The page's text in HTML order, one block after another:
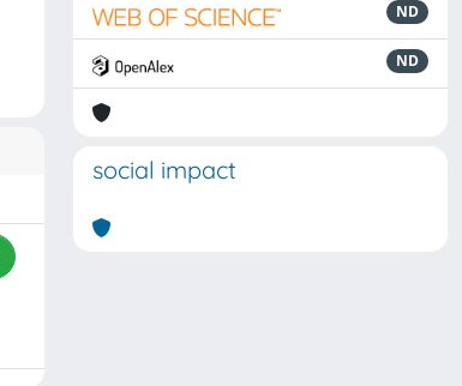
ND
ND
social impact